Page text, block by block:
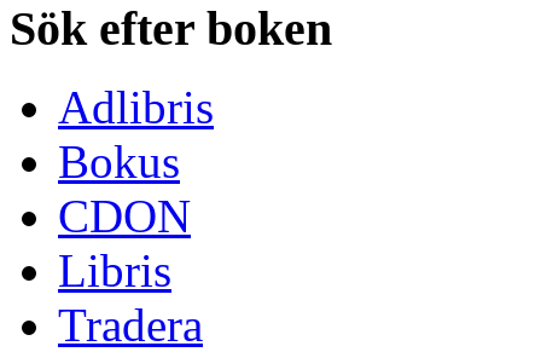
Sök efter boken
Adlibris
Bokus
CDON
Libris
Tradera